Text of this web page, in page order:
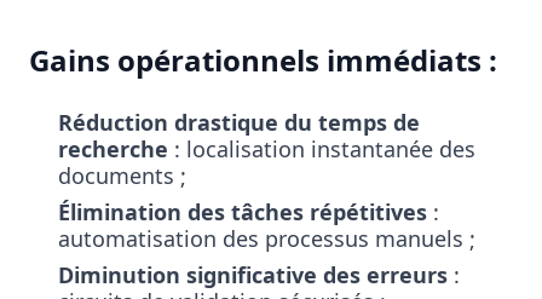
Gains opérationnels immédiats :
Réduction drastique du temps de
recherche : localisation instantanée des
documents ;
Élimination des tâches répétitives :
automatisation des processus manuels ;
Diminution significative des erreurs :